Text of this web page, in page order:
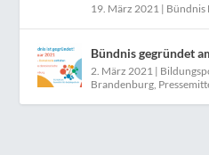
19. März 2021 | Bündnis
Bündnis gegründet
2. März 2021 |
Brandenburg